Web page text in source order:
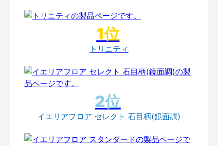
トリニティ
イエリアフロア セレクト 石目柄(鏡面調)